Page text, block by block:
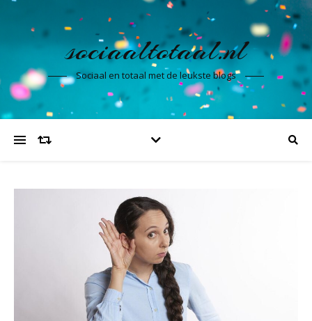
sociaaltotaal.nl
Sociaal en totaal met de leukste blogs